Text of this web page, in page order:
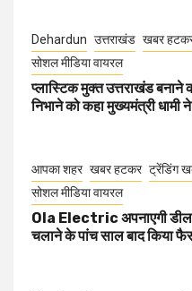
Dehardun उत्तराखंड खबर
सोशल मीडिया वायरल
प्लास्टिक मुक्त उत्तराखंड बनाने
निभाने को कहा मुख्यमंत्री धामी ने
आपका शहर खबर हटकर ट्रेंडिंग
सोशल मीडिया वायरल
Ola Electric अपनाएगी
चलाने के पांच साल बाद किया